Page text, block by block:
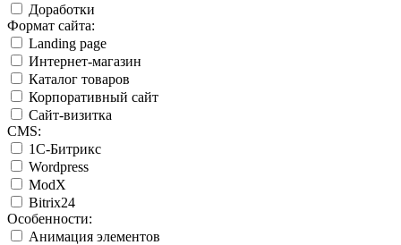
Доработки
Формат сайта:
Landing page
Интернет-магазин
Каталог товаров
Корпоративный сайт
Сайт-визитка
CMS:
1С-Битрикс
Wordpress
ModX
Bitrix24
Особенности:
Анимация элементов